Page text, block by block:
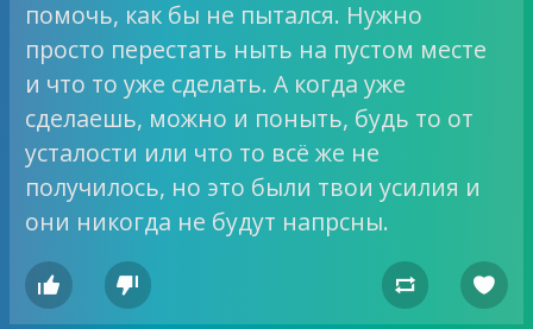
помочь, как бы не пытался. Нужно
просто перестать ныть на пустом месте
и что то уже сделать. А когда уже
сделаешь, можно и поныть, будь то от
усталости или что то всё же не
получилось, но это были твои усилия и
они никогда не будут напрсны.
   